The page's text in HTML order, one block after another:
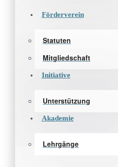
Förderverein
Statuten
Mitgliedschaft
Initiative
Unterstützung
Akademie
Lehrgänge